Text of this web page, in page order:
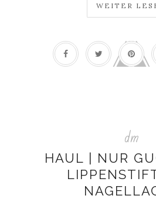
WEITER
dm
HAUL | NUR